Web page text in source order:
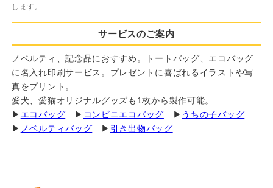
します。
サービスのご案内
ノベルティ、記念品におすすめ。トートバッグ、エコバッグ
に名入れ印刷サービス。プレゼントに喜ばれるイラストや写
真をプリント。
愛犬、愛猫オリジナルグッズも1枚から製作可能。
▶ エコバッグ ▶ コンビニエコバッグ ▶ うちの子バッグ
▶ ノベルティバッグ ▶ 引き出物バッグ